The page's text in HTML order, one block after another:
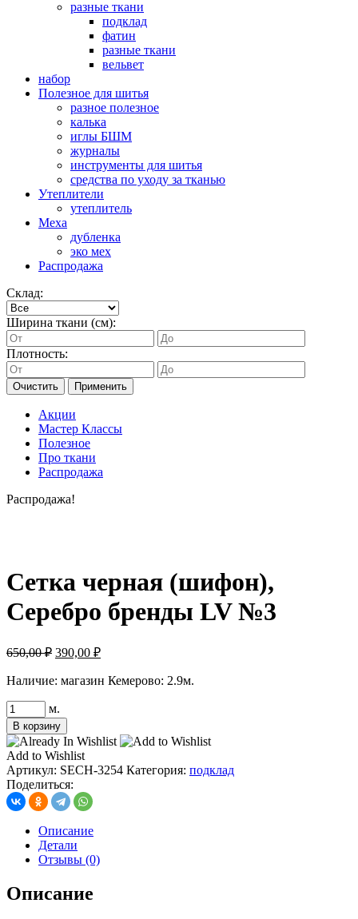
разные ткани
подклад
фатин
разные ткани
вельвет
набор
Полезное для шитья
разное полезное
калька
иглы БШМ
журналы
инструменты для шитья
средства по уходу за тканью
Утеплители
утеплитель
Меха
дубленка
эко мех
Распродажа
Склад:
Ширина ткани (см):
Плотность:
Очистить Применить
Акции
Мастер Классы
Полезное
Про ткани
Распродажа
Распродажа!
Сетка черная (шифон),
Серебро бренды LV №3
650,00₽ Первоначальная
составляла
390,00 ₽Текущая
390,00 ₽.
Наличие: магазин Кемерово: 2.9м.
Количество
товара
Сетка
черная
(шифон),
Серебро
бренды
LV
м.
В корзину
Add to Wishlist
Артикул: SECH-3254 Категория: подклад
Поделиться:
Описание
Детали
Отзывы (0)
Описание